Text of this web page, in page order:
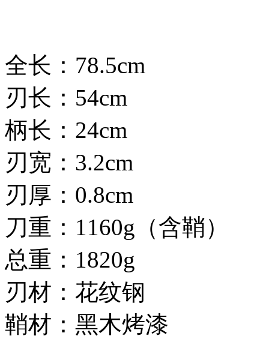
全长：78.5cm
刃长：54cm
柄长：24cm
刃宽：3.2cm
刃厚：0.8cm
刀重：1160g（含鞘）
总重：1820g
刃材：花纹钢
鞘材：黑木烤漆